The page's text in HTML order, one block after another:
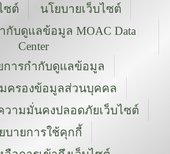
ซต์
นโยบายเว็บไซต์
กับดูแลข้อมูล MOAC Data
Center
การกำกับดูแลข้อมูล
ครองข้อมูลส่วนบุคคล
วามมั่นคงปลอดภัยเว็บไซต์
บายการใช้คุกกี้